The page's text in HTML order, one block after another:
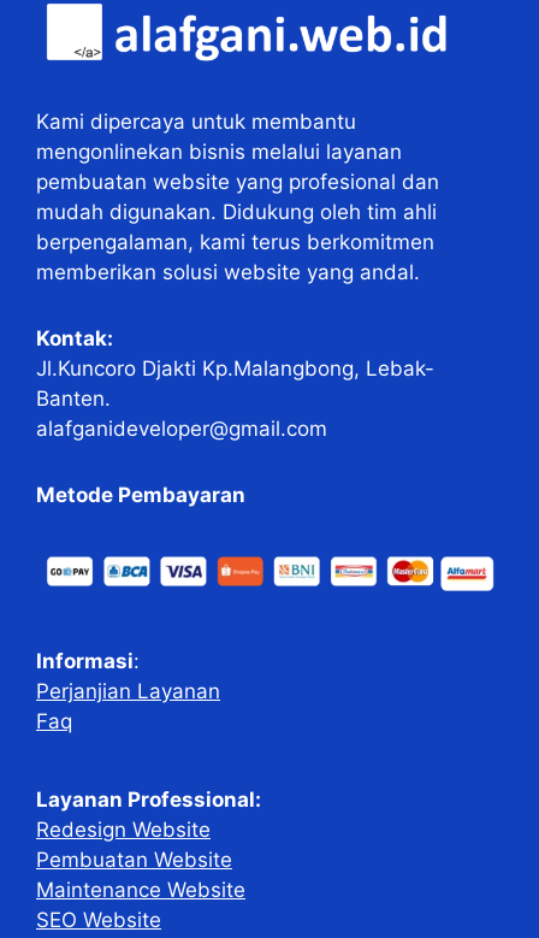
Kami dipercaya untuk membantu
mengonlinekan bisnis melalui layanan
pembuatan website yang profesional dan
mudah digunakan. Didukung oleh tim ahli
berpengalaman, kami terus berkomitmen
memberikan solusi website yang andal.
Kontak:
Jl.Kuncoro Djakti Kp.Malangbong, Lebak-
Banten.
alafganideveloper@gmail.com
Metode Pembayaran
Informasi:
Perjanjian Layanan
Faq
Layanan Professional:
Redesign Website
Pembuatan Website
Maintenance Website
SEO Website